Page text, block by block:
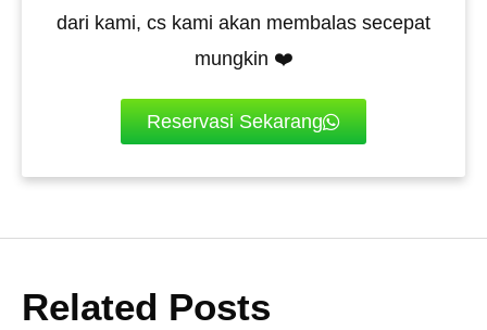
dari kami, cs kami akan membalas secepat
mungkin ❤️
Reservasi Sekarang
Related Posts